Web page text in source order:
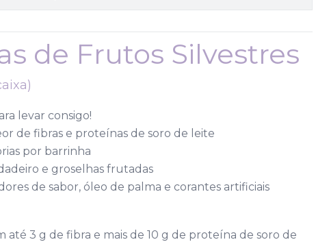
de Frutos Silvestres
levar consigo!
de fibras e proteínas de soro de leite
por barrinha
e groselhas frutadas
de sabor, óleo de palma e corantes artificiais
até 3 g de fibra e mais de 10 g de proteína de soro de